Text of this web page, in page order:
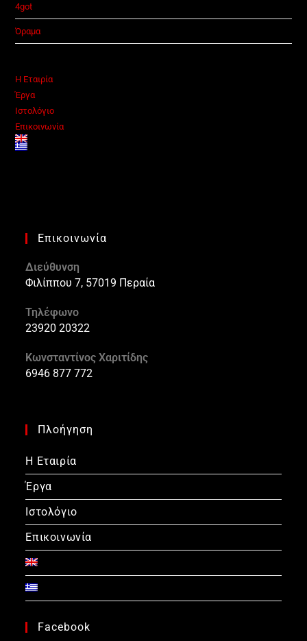
4got
Όραμα
Η Εταιρία
Έργα
Ιστολόγιο
Επικοινωνία
Επικοινωνία
Διεύθυνση
Φιλίππου 7, 57019 Περαία
Τηλέφωνο
23920 20322
Κωνσταντίνος Χαριτίδης
6946 877 772
Πλοήγηση
Η Εταιρία
Έργα
Ιστολόγιο
Επικοινωνία
Facebook